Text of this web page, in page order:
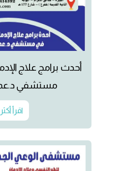
أحدث برامج علاج
مستشفي
اقرأ